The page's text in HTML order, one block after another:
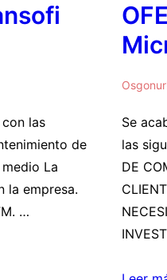
las
de
La
la empresa.
…
Se
las
DE